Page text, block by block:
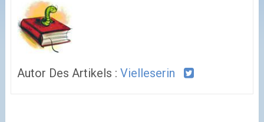
Autor Des Artikels : Vielleserin